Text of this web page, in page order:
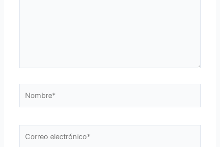
electrónico*